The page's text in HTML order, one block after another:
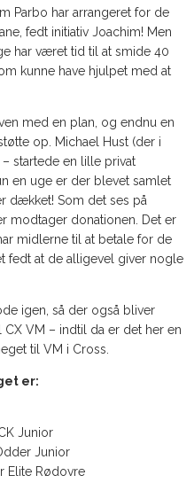
Parbo har arrangeret for de
fedt initiativ Joachim! Men
har været tid til at smide 40
kunne have hjulpet med at
med en plan, og endnu en
op. Michael Hust (der i
startede en lille privat
en uge er der blevet samlet
dækket! Som det ses på
modtager donationen. Det er
midlerne til at betale for de
fedt at de alligevel giver nogle
igen, så der også bliver
VM – indtil da er det her en
til VM i Cross.
er:
Junior
Junior
Elite Rødovre